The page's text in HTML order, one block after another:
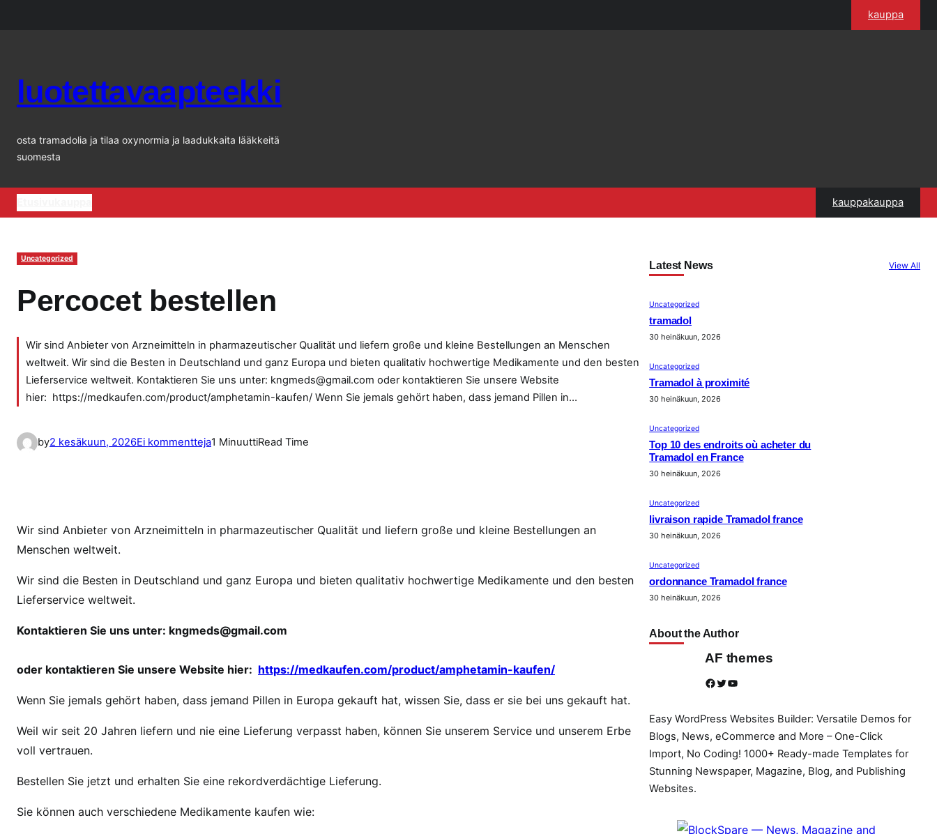
kauppa
luotettavaapteekki
osta tramadolia ja tilaa oxynormia ja laadukkaita lääkkeitä
suomesta
kauppakauppa
Uncategorized
Percocet bestellen
Wir sind Anbieter von Arzneimitteln in pharmazeutischer Qualität und liefern große und kleine Bestellungen an Menschen
weltweit. Wir sind die Besten in Deutschland und ganz Europa und bieten qualitativ hochwertige Medikamente und den besten
Lieferservice weltweit. Kontaktieren Sie uns unter: kngmeds@gmail.com oder kontaktieren Sie unsere Website
hier: https://medkaufen.com/product/amphetamin-kaufen/ Wenn Sie jemals gehört haben, dass jemand Pillen in…
by2 kesäkuun, 2026Ei kommenttejaa
k
i
P
r
o
e
s
1 MinuuttiRead Time
Wir sind Anbieter von Arzneimitteln in pharmazeutischer Qualität und liefern große und kleine Bestellungen an
Menschen weltweit.
Wir sind die Besten in Deutschland und ganz Europa und bieten qualitativ hochwertige Medikamente und den besten
Lieferservice weltweit.
Kontaktieren Sie uns unter: kngmeds@gmail.com
oder kontaktieren Sie unsere Website hier: https://medkaufen.com/product/amphetamin-kaufen/
Wenn Sie jemals gehört haben, dass jemand Pillen in Europa gekauft hat, wissen Sie, dass er sie bei uns gekauft hat.
Weil wir seit 20 Jahren liefern und nie eine Lieferung verpasst haben, können Sie unserem Service und unserem Erbe
voll vertrauen.
Bestellen Sie jetzt und erhalten Sie eine rekordverdächtige Lieferung.
Sie können auch verschiedene Medikamente kaufen wie:
Latest News View All
Uncategorized
tramadol
30 heinäkuun, 2026
Uncategorized
Tramadol à proximité
30 heinäkuun, 2026
Uncategorized
Top 10 des endroits où acheter du
Tramadol en France
30 heinäkuun, 2026
Uncategorized
livraison rapide Tramadol france
30 heinäkuun, 2026
Uncategorized
ordonnance Tramadol france
30 heinäkuun, 2026
About the Author
AF themes
Facebook Twitter YouTube
Easy WordPress Websites Builder: Versatile Demos for
Blogs, News, eCommerce and More – One-Click
Import, No Coding! 1000+ Ready-made Templates for
Stunning Newspaper, Magazine, Blog, and Publishing
Websites.